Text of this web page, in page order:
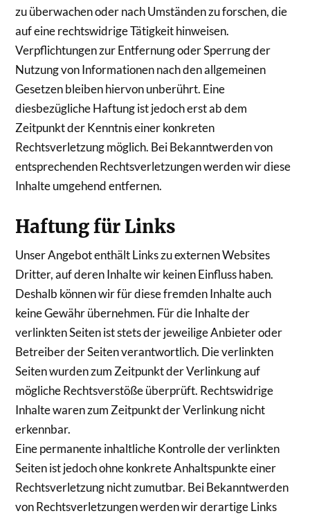
zu überwachen oder nach Umständen zu forschen, die
auf eine rechtswidrige Tätigkeit hinweisen.
Verpflichtungen zur Entfernung oder Sperrung der
Nutzung von Informationen nach den allgemeinen
Gesetzen bleiben hiervon unberührt. Eine
diesbezügliche Haftung ist jedoch erst ab dem
Zeitpunkt der Kenntnis einer konkreten
Rechtsverletzung möglich. Bei Bekanntwerden von
entsprechenden Rechtsverletzungen werden wir diese
Inhalte umgehend entfernen.
Haftung für Links
Unser Angebot enthält Links zu externen Websites
Dritter, auf deren Inhalte wir keinen Einfluss haben.
Deshalb können wir für diese fremden Inhalte auch
keine Gewähr übernehmen. Für die Inhalte der
verlinkten Seiten ist stets der jeweilige Anbieter oder
Betreiber der Seiten verantwortlich. Die verlinkten
Seiten wurden zum Zeitpunkt der Verlinkung auf
mögliche Rechtsverstöße überprüft. Rechtswidrige
Inhalte waren zum Zeitpunkt der Verlinkung nicht
erkennbar.
Eine permanente inhaltliche Kontrolle der verlinkten
Seiten ist jedoch ohne konkrete Anhaltspunkte einer
Rechtsverletzung nicht zumutbar. Bei Bekanntwerden
von Rechtsverletzungen werden wir derartige Links